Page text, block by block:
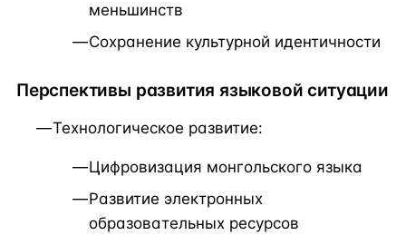
меньшинств
Сохранение культурной идентичности
Перспективы развития языковой ситуации
Технологическое развитие:
Цифровизация монгольского языка
Развитие электронных
образовательных ресурсов